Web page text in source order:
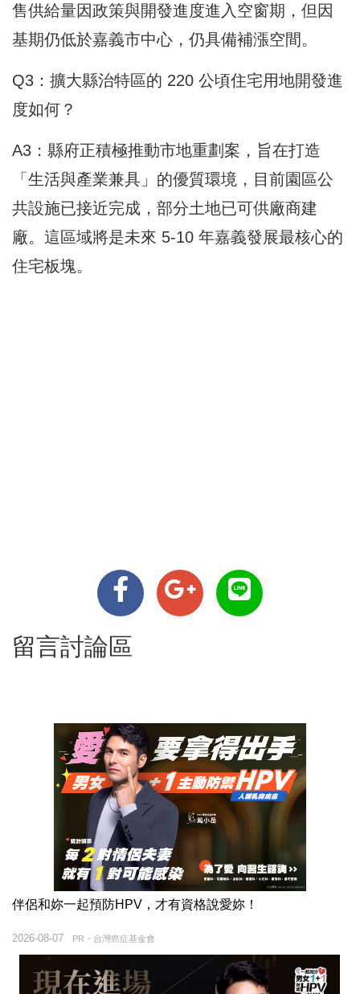
售供給量因政策與開發進度進入空窗期，但因
基期仍低於嘉義市中心，仍具備補漲空間。
Q3：擴大縣治特區的 220 公頃住宅用地開發進
度如何？
A3：縣府正積極推動市地重劃案，旨在打造
「生活與產業兼具」的優質環境，目前園區公
共設施已接近完成，部分土地已可供廠商建
廠。這區域將是未來 5-10 年嘉義發展最核心的
住宅板塊。
留言討論區
伴侶和妳一起預防HPV，才有資格說愛妳！
PR・台灣癌症基金會
2026-08-07